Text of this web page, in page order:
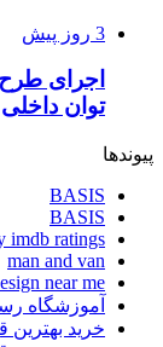
3 روز پیش
اجرای
توان داخلی
پیوندها
BASIS
BASIS
imdb ratings
man and van
near me
آموزشگاه
خرید بهترین